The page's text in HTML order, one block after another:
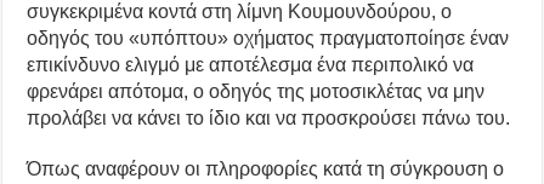
συγκεκριμένα κοντά στη λίμνη Κουμουνδούρου, ο
οδηγός του «υπόπτου» οχήματος πραγματοποίησε έναν
επικίνδυνο ελιγμό με αποτέλεσμα ένα περιπολικό να
φρενάρει απότομα, ο οδηγός της μοτοσικλέτας να μην
προλάβει να κάνει το ίδιο και να προσκρούσει πάνω του.
Όπως αναφέρουν οι πληροφορίες κατά τη σύγκρουση ο